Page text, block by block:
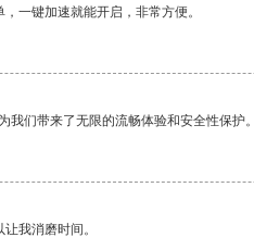
一键加速就能开启，非常方便。
我们带来了无限的流畅体验和安全性保护
我消磨时间。